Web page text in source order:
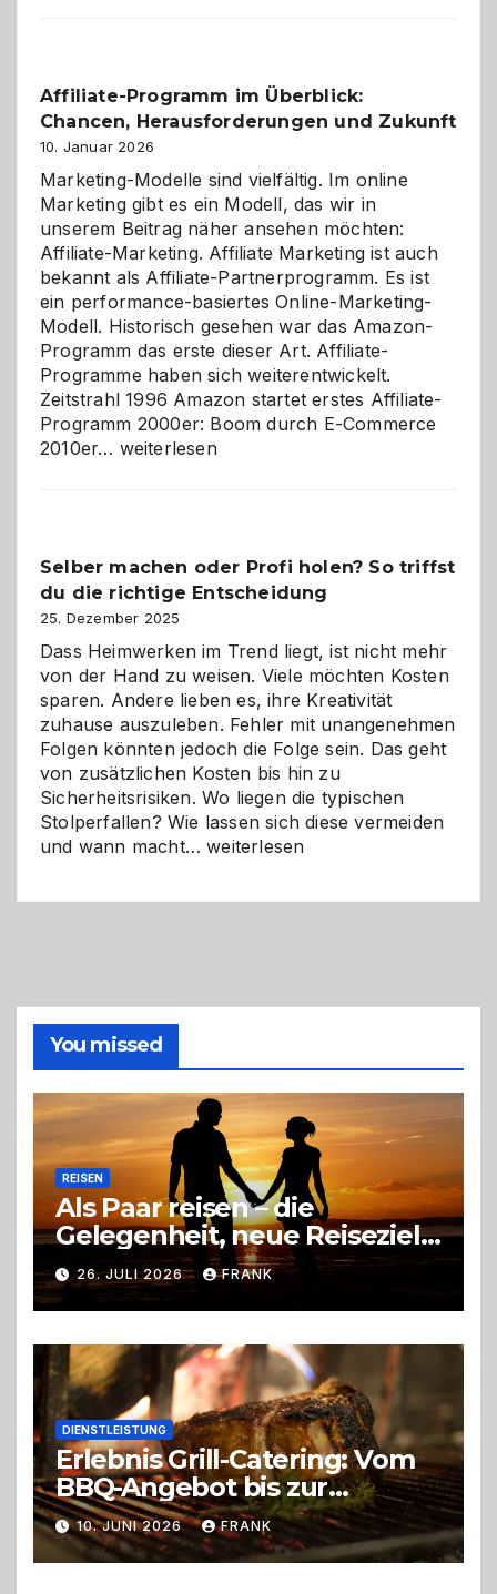
Affiliate-Programm im Überblick:
Chancen, Herausforderungen und Zukunft
10. Januar 2026
Marketing-Modelle sind vielfältig. Im online
Marketing gibt es ein Modell, das wir in
unserem Beitrag näher ansehen möchten:
Affiliate-Marketing. Affiliate Marketing ist auch
bekannt als Affiliate-Partnerprogramm. Es ist
ein performance-basiertes Online-Marketing-
Modell. Historisch gesehen war das Amazon-
Programm das erste dieser Art. Affiliate-
Programme haben sich weiterentwickelt.
Zeitstrahl 1996 Amazon startet erstes Affiliate-
Programm 2000er: Boom durch E-Commerce
2010er… Affiliate-
Herausforderungen
und
Zukunft
weiterlesen
Selber machen oder Profi holen? So triffst
du die richtige Entscheidung
25. Dezember 2025
Dass Heimwerken im Trend liegt, ist nicht mehr
von der Hand zu weisen. Viele möchten Kosten
sparen. Andere lieben es, ihre Kreativität
zuhause auszuleben. Fehler mit unangenehmen
Folgen könnten jedoch die Folge sein. Das geht
von zusätzlichen Kosten bis hin zu
Sicherheitsrisiken. Wo liegen die typischen
Stolperfallen? Wie lassen sich diese vermeiden
und wann macht…Selber
richtige
Entscheidung
weiterlesen
You missed
REISEN
Als Paar reisen – die
Gelegenheit, neue Reiseziele
zu entdecken
26. JULI 2026 FRANK
DIENSTLEISTUNG
Erlebnis Grill-Catering: Vom
BBQ-Angebot bis zur
perfekten Eventorganisation
Trend zu Outdoor-Events,
Erlebnisgastronomie und
10. JUNI 2026 FRANK